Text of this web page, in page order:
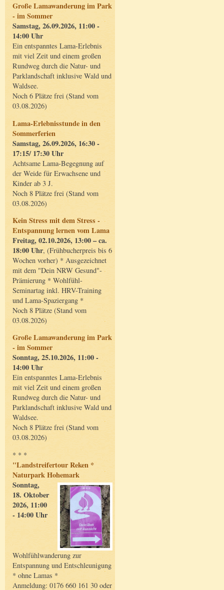
Große Lamawanderung im Park
- im Sommer
Samstag, 26.09.2026, 11:00 -
14:00 Uhr
Ein entspanntes Lama-Erlebnis
mit viel Zeit und einem großen
Rundweg durch die Natur- und
Parklandschaft inklusive Wald und
Waldsee.
Noch 6 Plätze frei (Stand vom
03.08.2026)
Lama-Erlebnisstunde in den
Sommerferien
Samstag, 26.09.2026, 16:30 -
17:15/ 17:30 Uhr
Achtsame Lama-Begegnung auf
der Weide für Erwachsene und
Kinder ab 3 J.
Noch 8 Plätze frei (Stand vom
03.08.2026)
Kein Stress mit dem Stress -
Entspannung lernen vom Lama
Freitag, 02.10.2026, 13:00 – ca.
18:00 Uhr, (Frühbucherpreis bis 6
Wochen vorher) * Ausgezeichnet
mit dem "Dein NRW Gesund"-
Prämierung * Wohlfühl-
Seminartag inkl. HRV-Training
und Lama-Spaziergang *
Noch 8 Plätze (Stand vom
03.08.2026)
Große Lamawanderung im Park
- im Sommer
Sonntag, 25.10.2026, 11:00 -
14:00 Uhr
Ein entspanntes Lama-Erlebnis
mit viel Zeit und einem großen
Rundweg durch die Natur- und
Parklandschaft inklusive Wald und
Waldsee.
Noch 8 Plätze frei (Stand vom
03.08.2026)
* * *
"Landstreifertour Reken *
Naturpark Hohemark
Sonntag,
18. Oktober
2026, 11:00
- 14:00 Uhr
Wohlfühlwanderung zur
Entspannung und Entschleunigung
* ohne Lamas *
Anmeldung: 0176 660 161 30 oder